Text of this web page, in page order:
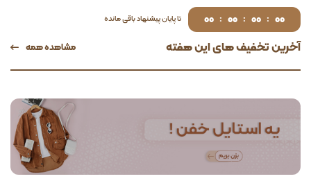
آخرین تخفیف های این هفته
00 : 00 : 00 : 00 تا پایان پیشنهاد باقی مانده
مشاهده همه